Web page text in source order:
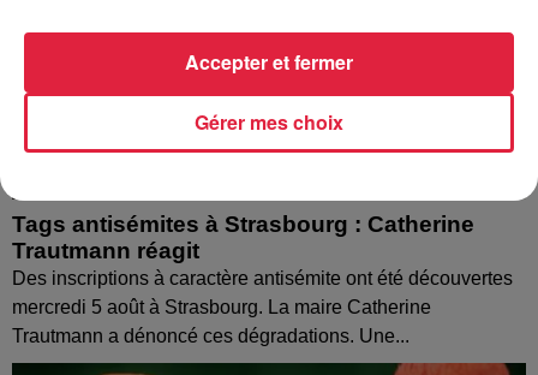
Tags antisémites à Strasbourg : Catherine
Trautmann réagit
Des inscriptions à caractère antisémite ont été découvertes
mercredi 5 août à Strasbourg. La maire Catherine
Trautmann a dénoncé ces dégradations. Une...
Gérer mes choix
Accepter et fermer